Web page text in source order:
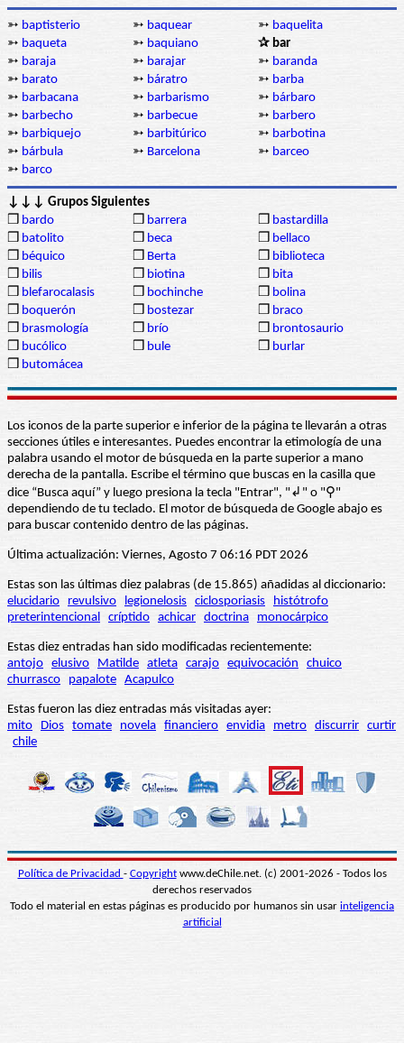
➳ baptisterio ➳ baquear ➳ baquelita
➳ baqueta ➳ baquiano
✰ bar
➳ baraja ➳ barajar ➳ baranda
➳ barato ➳ báratro ➳ barba
➳ barbacana ➳ barbarismo ➳ bárbaro
➳ barbecho ➳ barbecue ➳ barbero
➳ barbiquejo ➳ barbitúrico ➳ barbotina
➳ bárbula ➳ Barcelona ➳ barceo
➳ barco
↓↓↓ Grupos Siguientes
❒ bardo ❒ barrera ❒ bastardilla
❒ batolito ❒ beca ❒ bellaco
❒ béquico ❒ Berta ❒ biblioteca
❒ bilis ❒ biotina ❒ bita
❒ blefarocalasis ❒ bochinche ❒ bolina
❒ boquerón ❒ bostezar ❒ braco
❒ brasmología ❒ brío ❒ brontosaurio
❒ bucólico ❒ bule ❒ burlar
❒ butomácea
Los iconos de la parte superior e inferior de la página te llevarán a otras
secciones útiles e interesantes. Puedes encontrar la etimología de una
palabra usando el motor de búsqueda en la parte superior a mano
derecha de la pantalla. Escribe el término que buscas en la casilla que
dice “Busca aquí” y luego presiona la tecla "Entrar", "↲" o "⚲"
dependiendo de tu teclado. El motor de búsqueda de Google abajo es
para buscar contenido dentro de las páginas.
Última actualización: Viernes, Agosto 7 06:16 PDT 2026
Estas son las últimas diez palabras (de 15.865) añadidas al diccionario:
elucidario
revulsivo legionelosis ciclosporiasis
histótrofo
preterintencional críptido achicar doctrina monocárpico
Estas diez entradas han sido modificadas recientemente:
antojo elusivo Matilde atleta carajo equivocación
chuico
churrasco
papalote Acapulco
Estas fueron las diez entradas más visitadas ayer:
mito
Dios tomate novela financiero envidia metro discurrir curtir
chile
Política de Privacidad - Copyrightwww.deChile.net. (c) 2001-2026 - Todos los
derechos reservados
Todo el material en estas páginas es producido por humanos sin usar inteligencia
artificial